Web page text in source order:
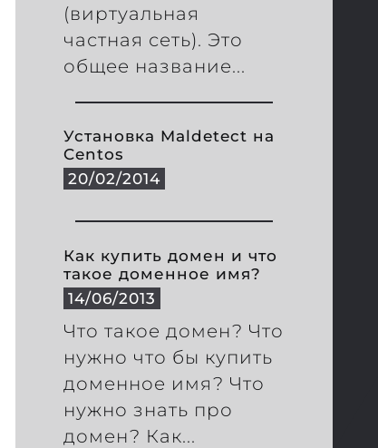
(виртуальная
частная сеть). Это
общее название...
Установка Maldetect на
Centos
20/02/2014
Как купить домен и что
такое доменное имя?
14/06/2013
Что такое домен? Что
нужно что бы купить
доменное имя? Что
нужно знать про
домен? Как...